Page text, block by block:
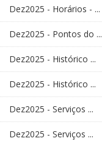
Dez2025 - Horários - ...
Dez2025 - Pontos do ...
Dez2025 - Histórico ...
Dez2025 - Histórico ...
Dez2025 - Serviços ...
Dez2025 - Serviços ...